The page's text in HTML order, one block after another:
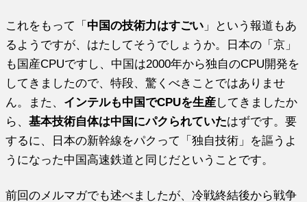
これをもって「 中国の技術力はすごい 」
という報道もあ
るようですが、はたしてそうでしょうか。日本の「京」
も国産CPUですし、 中国は2000年から独自のCPU開発を
してきましたので、特段、驚くべきことではありませ
ん。また、 インテルも中国でCPUを生産してきましたか
ら、基本技術自体は中国にパクられていたはずです。要
するに、
日本の新幹線をパクって「独自技術」 を謳うよ
うになった中国高速鉄道と同じだということです。
前回のメルマガでも述べましたが、冷戦終結後から戦争